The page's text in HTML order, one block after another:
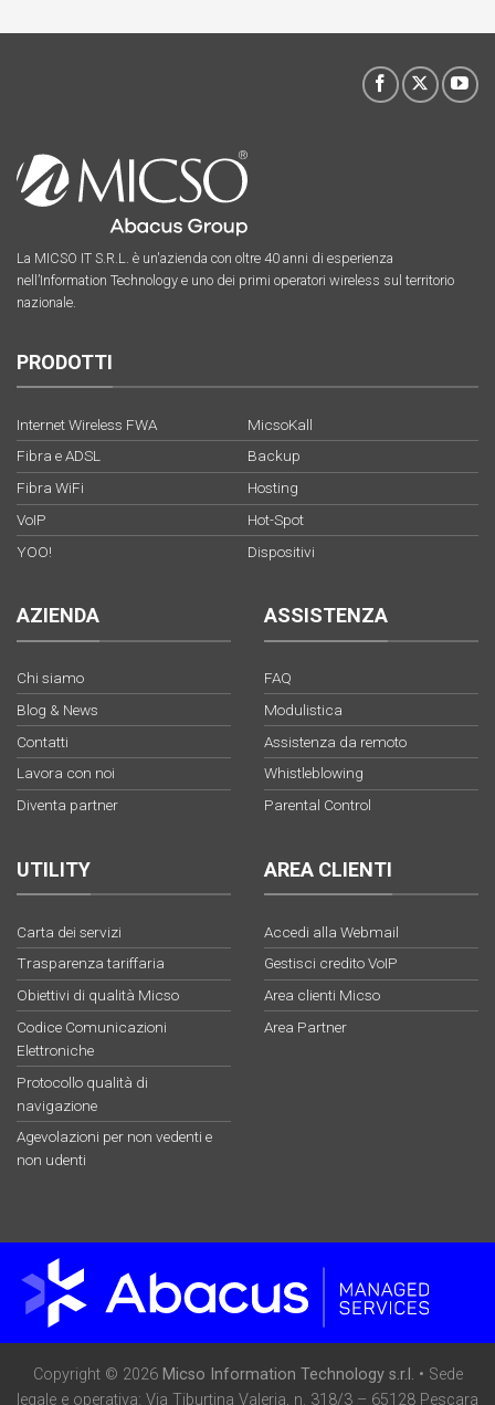
La MICSO IT S.R.L. è un'azienda con oltre 40 anni di esperienza
nell’Information Technology e uno dei primi operatori wireless sul territorio
nazionale.
PRODOTTI
Internet Wireless FWA
Fibra e ADSL
Fibra WiFi
VoIP
YOO!
MicsoKall
Backup
Hosting
Hot-Spot
Dispositivi
AZIENDA
Chi siamo
Blog & News
Contatti
Lavora con noi
Diventa partner
ASSISTENZA
FAQ
Modulistica
Assistenza da remoto
Whistleblowing
Parental Control
UTILITY
Carta dei servizi
Trasparenza tariffaria
Obiettivi di qualità Micso
Codice Comunicazioni
Elettroniche
Protocollo qualità di
navigazione
Agevolazioni per non vedenti e
non udenti
AREA CLIENTI
Accedi alla Webmail
Gestisci credito VoIP
Area clienti Micso
Area Partner
Copyright © 2026Micso Information Technology s.r.l. • Sede
legale e operativa: Via Tiburtina Valeria, n. 318/3 – 65128 Pescara